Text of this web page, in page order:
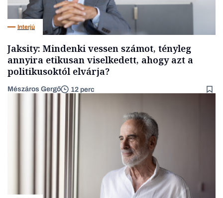
Interjú
Jaksity: Mindenki vessen számot, tényleg
annyira etikusan viselkedett, ahogy azt a
politikusoktól elvárja?
Mészáros Gergő 12 perc